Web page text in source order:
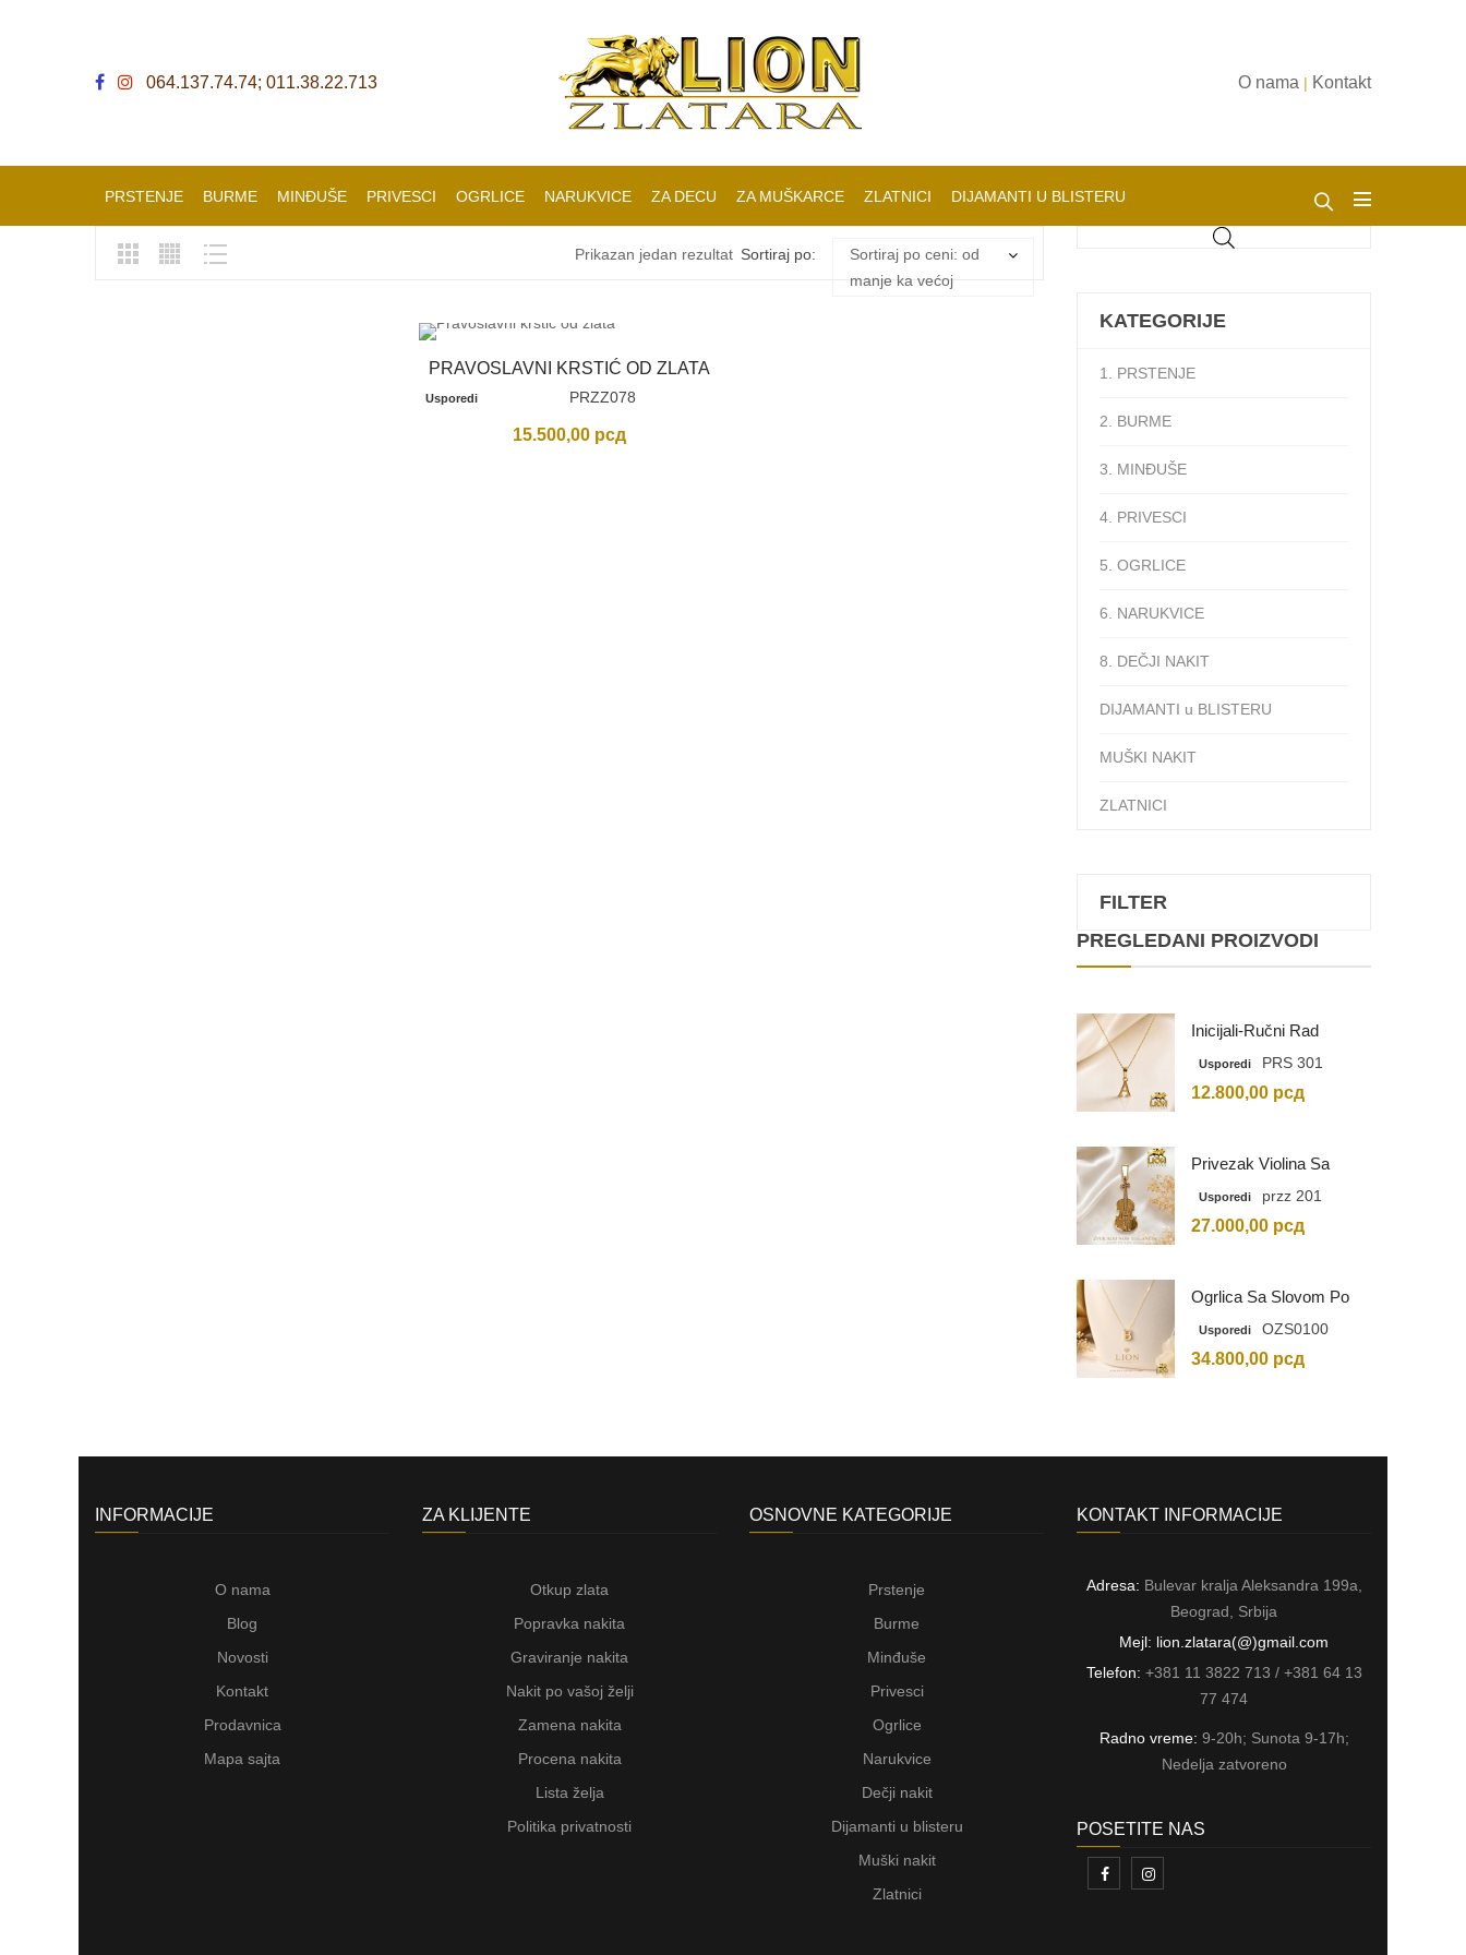
064.137.74.74; 011.38.22.713 O nama | Kontakt
PRSTENJE BURME MINĐUŠE PRIVESCI OGRLICE NARUKVICE ZA DECU ZA MUŠKARCE ZLATNICI DIJAMANTI U BLISTERU
Prikazan jedan rezultat Sortiraj po:
Sortiraj po ceni: od
manje ka većoj
PRAVOSLAVNI KRSTIĆ OD ZLATA
Usporedi PRZZ078
15.500,00 рсд
KATEGORIJE
1. PRSTENJE
2. BURME
3. MINĐUŠE
4. PRIVESCI
5. OGRLICE
6. NARUKVICE
8. DEČJI NAKIT
DIJAMANTI u BLISTERU
MUŠKI NAKIT
ZLATNICI
FILTER
PREGLEDANI PROIZVODI
Inicijali-Ručni Rad
Usporedi PRS 301
12.800,00 рсд
Privezak Violina Sa
Graviranim Inicijalima
Usporedi przz 201
27.000,00 рсд
Ogrlica Sa Slovom Po
Vašem Izboru
Usporedi OZS0100
34.800,00 рсд
INFORMACIJE
O nama
Blog
Novosti
Kontakt
Prodavnica
Mapa sajta
ZA KLIJENTE
Otkup zlata
Popravka nakita
Graviranje nakita
Nakit po vašoj želji
Zamena nakita
Procena nakita
Lista želja
Politika privatnosti
OSNOVNE KATEGORIJE
Prstenje
Burme
Minđuše
Privesci
Ogrlice
Narukvice
Dečji nakit
Dijamanti u blisteru
Muški nakit
Zlatnici
KONTAKT INFORMACIJE
Adresa: Bulevar kralja Aleksandra 199a,
Beograd, Srbija
Mejl: lion.zlatara(@)gmail.com
Telefon: +381 11 3822 713 / +381 64 13
77 474
Radno vreme: 9-20h; Sunota 9-17h;
Nedelja zatvoreno
POSETITE NAS